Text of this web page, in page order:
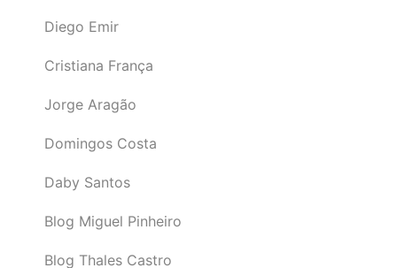
Diego Emir
Cristiana França
Jorge Aragão
Domingos Costa
Daby Santos
Blog Miguel Pinheiro
Blog Thales Castro